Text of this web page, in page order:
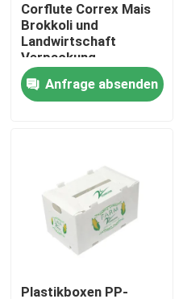
Werksbesichtigung
Qualitätskontrolle
Gewölbte Gemüsekästen
Frucht-gewölbte Kästen
Gewölbter Plastikbaum-
Corflute Correx Mais
Brokkoli und
Landwirtschaft
Verpackung
Wasserdicht
Korrosionsbeständig
und Flammschutzfähig
Anfrage absenden
Plastikboxen PP-